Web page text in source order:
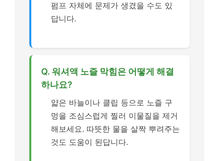
펌프 자체에 문제가 생겼을 수도 있
답니다.
Q. 워셔액 노즐 막힘은 어떻게 해결
하나요?
얇은 바늘이나 클립 등으로 노즐 구
멍을 조심스럽게 찔러 이물질을 제거
해보세요. 따뜻한 물을 살짝 뿌려주는
것도 도움이 된답니다.